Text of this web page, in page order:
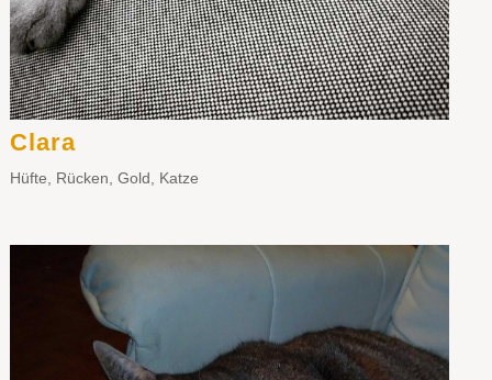
Clara
Hüfte Rücken Gold Katze